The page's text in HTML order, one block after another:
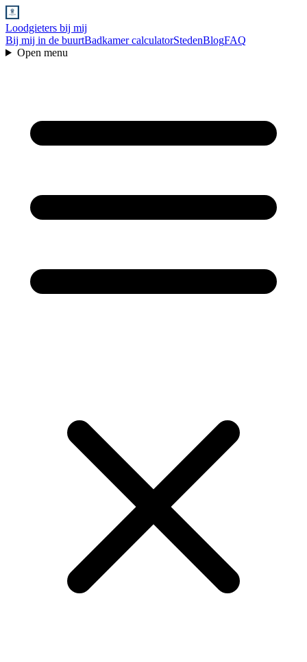
Loodgieters bij mij
Bij mij in de buurtBadkamer calculatorStedenBlogFAQ
Open menu